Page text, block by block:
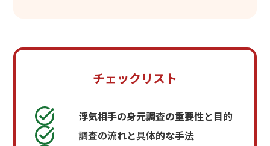
チェックリスト
浮気相手の身元調査の重要性と目的
調査の流れと具体的な手法